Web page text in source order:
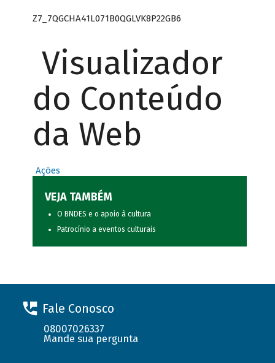
Z7_7QGCHA41L071B0QGLVK8P22GB6
Visualizador
do Conteúdo
da Web
Ações
VEJA TAMBÉM
O BNDES e o apoio à cultura
Patrocínio a eventos culturais
Fale Conosco
08007026337
Mande sua pergunta